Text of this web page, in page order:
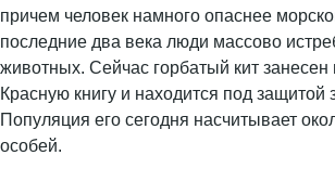
причем человек намного опаснее
последние два века люди массово
животных. Сейчас горбатый кит
Красную книгу и находится под защитой
Популяция его сегодня насчитывает
особей.